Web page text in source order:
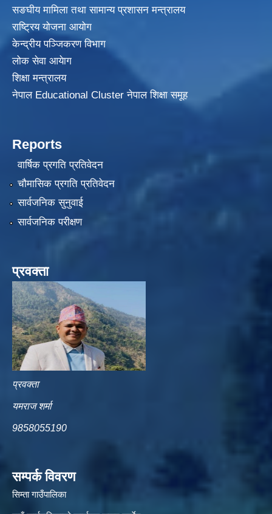
सङघीय मामिला तथा सामान्य प्रशासन मन्त्रालय
राष्ट्रिय योजना आयोग
केन्द्रीय पञ्जिकरण विभाग
लोक सेवा आयेाग
शिक्षा मन्त्रालय
नेपाल Educational Cluster नेपाल शिक्षा समूह
Reports
वार्षिक प्रगति प्रतिवेदन
चौमासिक प्रगति प्रतिवेदन
सार्वजनिक सुनुवाई
सार्वजनिक परीक्षण
प्रवक्ता
प्रवक्ता
यमराज शर्मा
9858055190
सम्पर्क विवरण
सिम्ता गाउँपालिका